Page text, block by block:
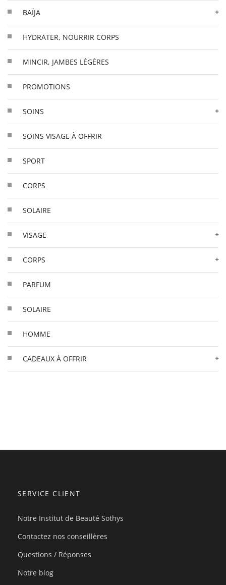
BAÏJA
HYDRATER, NOURRIR CORPS
MINCIR, JAMBES LÉGÈRES
PROMOTIONS
SOINS
SOINS VISAGE À OFFRIR
SPORT
CORPS
SOLAIRE
VISAGE
CORPS
PARFUM
SOLAIRE
HOMME
CADEAUX À OFFRIR
SERVICE CLIENT
Notre Institut de Beauté Sothys
Contactez nos conseillères
Questions / Réponses
Notre blog